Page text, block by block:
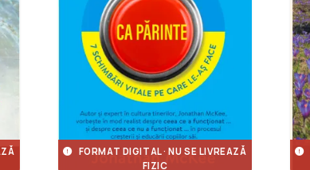
FORMAT DIGITAL · NU SE LIVREAZĂ
FIZIC